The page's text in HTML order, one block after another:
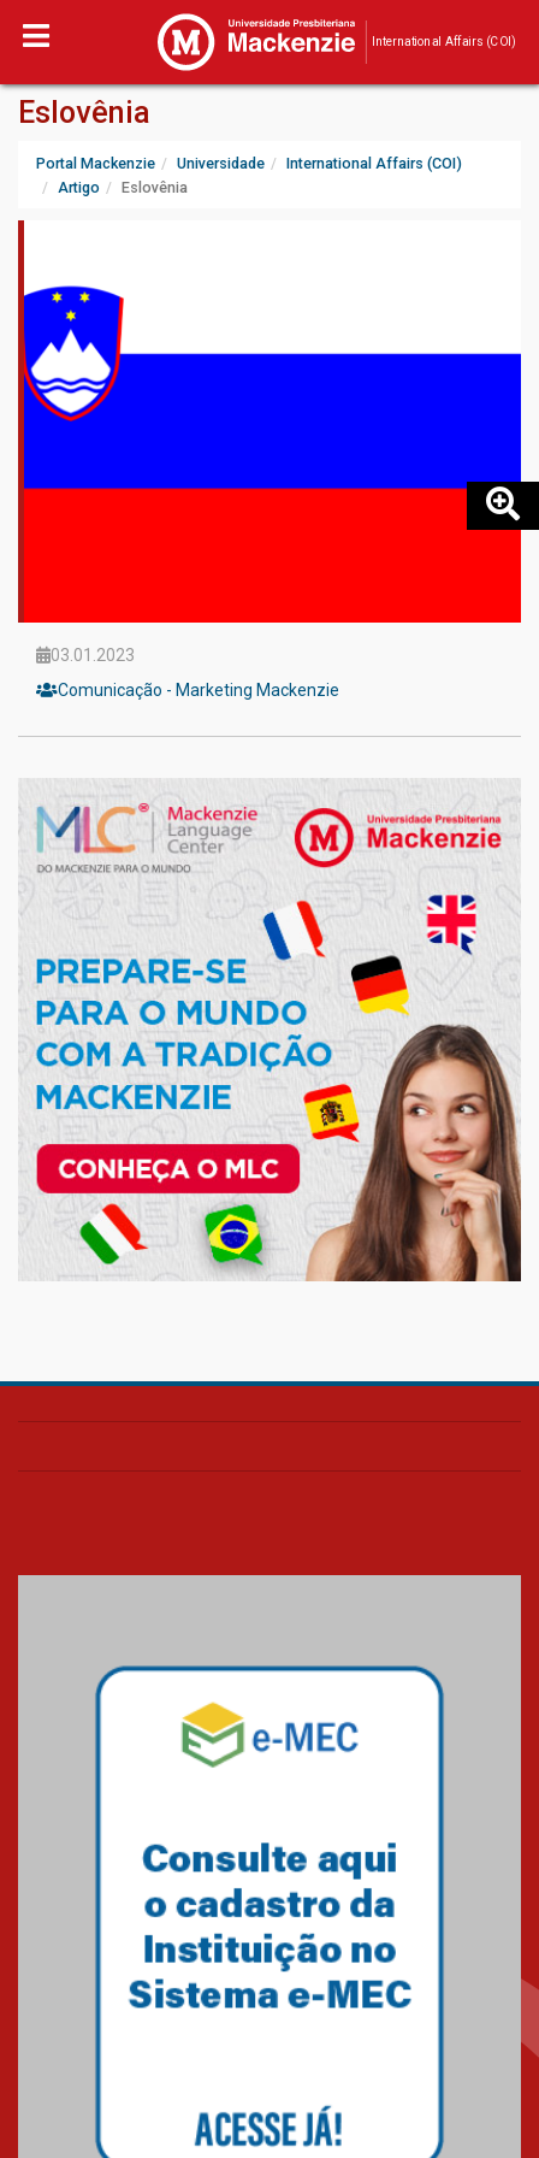
International Affairs (COI)
Eslovênia
Portal Mackenzie Universidade
International Affairs (COI)
Artigo
Eslovênia
03.01.2023
Comunicação - Marketing Mackenzie
1